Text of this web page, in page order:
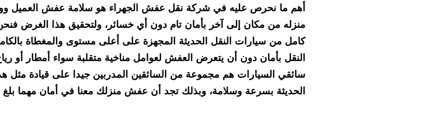
الحديثة بسرعة وسلامة، وبذلك تجد أن عفش منزلك معنا في أمان مهما